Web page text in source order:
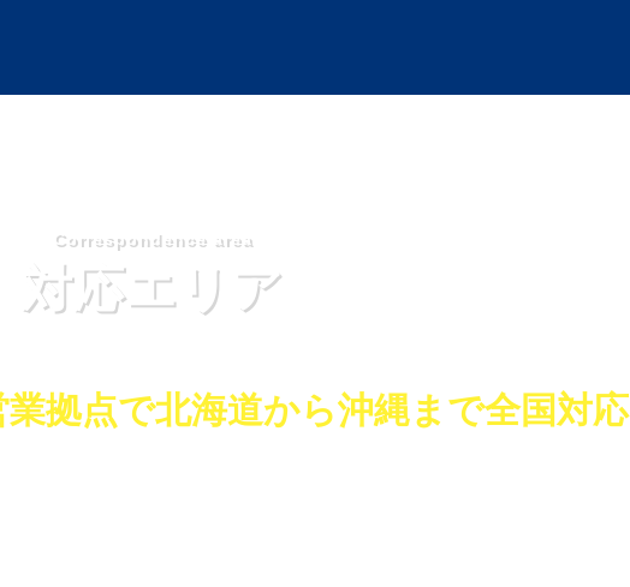
Correspondence area
対応エリア
拠点で北海道から沖縄まで全国対応